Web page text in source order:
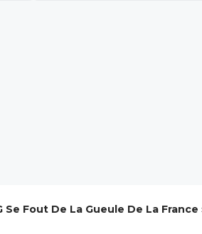
Se Fout De La Gueule De La